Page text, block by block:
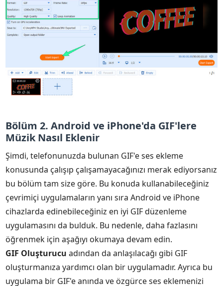
Bölüm 2. Android ve iPhone'da GIF'lere
Müzik Nasıl Eklenir
Şimdi, telefonunuzda bulunan GIF'e ses ekleme
konusunda çalışıp çalışamayacağınızı merak ediyorsanız
bu bölüm tam size göre. Bu konuda kullanabileceğiniz
çevrimiçi uygulamaların yanı sıra Android ve iPhone
cihazlarda edinebileceğiniz en iyi GIF düzenleme
uygulamasını da bulduk. Bu nedenle, daha fazlasını
öğrenmek için aşağıyı okumaya devam edin.
GIF Oluşturucu adından da anlaşılacağı gibi GIF
oluşturmanıza yardımcı olan bir uygulamadır. Ayrıca bu
uygulama bir GIF'e anında ve özgürce ses eklemenizi